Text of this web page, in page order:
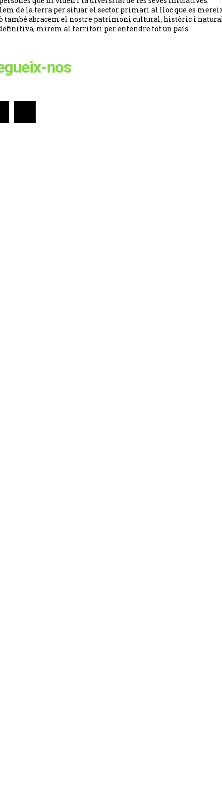
de la terra per situar el sector primari al lloc que es
també abracem el nostre patrimoni cultural, històric i
mirem al territori per entendre tot un país.
nos